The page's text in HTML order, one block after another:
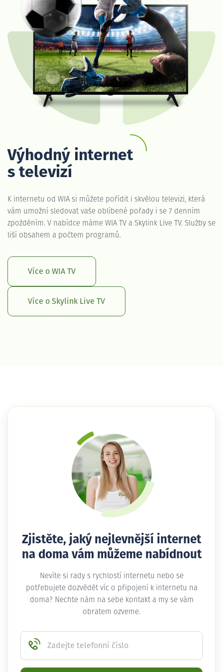
Výhodný internet
s televizí
K internetu od WIA si můžete pořídit i skvělou televizi, která
vám umožní sledovat vaše oblíbené pořady i se 7 denním
zpožděním. V nabídce máme WIA TV a Skylink Live TV. Služby se
liší obsahem a počtem programů.
Více o WIA TV
Více o Skylink Live TV
Zjistěte, jaký nejlevnější internet
na doma vám můžeme nabídnout
Nevíte si rady s rychlostí internetu nebo se
potřebujete dozvědět víc o připojení k internetu na
doma? Nechte nám na sebe kontakt a my se vám
obratem ozveme.
Zadejte telefonní číslo